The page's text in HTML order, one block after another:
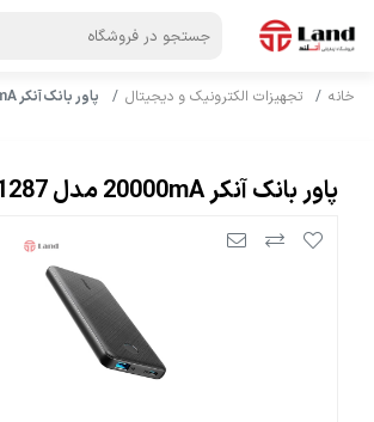
خانه تجهیزات الکترونیک و دیجیتال پاور بانک آنکر 20000mA مدل A1287
پاور بانک آنکر 20000mA مدل A1287